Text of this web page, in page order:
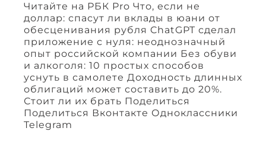
Читайте на РБК Pro Что, если не
доллар: спасут ли вклады в юани от
обесценивания рубля ChatGPT сделал
приложение с нуля: неоднозначный
опыт российской компании Без обуви
и алкоголя: 10 простых способов
уснуть в самолете Доходность длинных
облигаций может составить до 20%.
Стоит ли их брать Поделиться
Поделиться Вконтакте Одноклассники
Telegram